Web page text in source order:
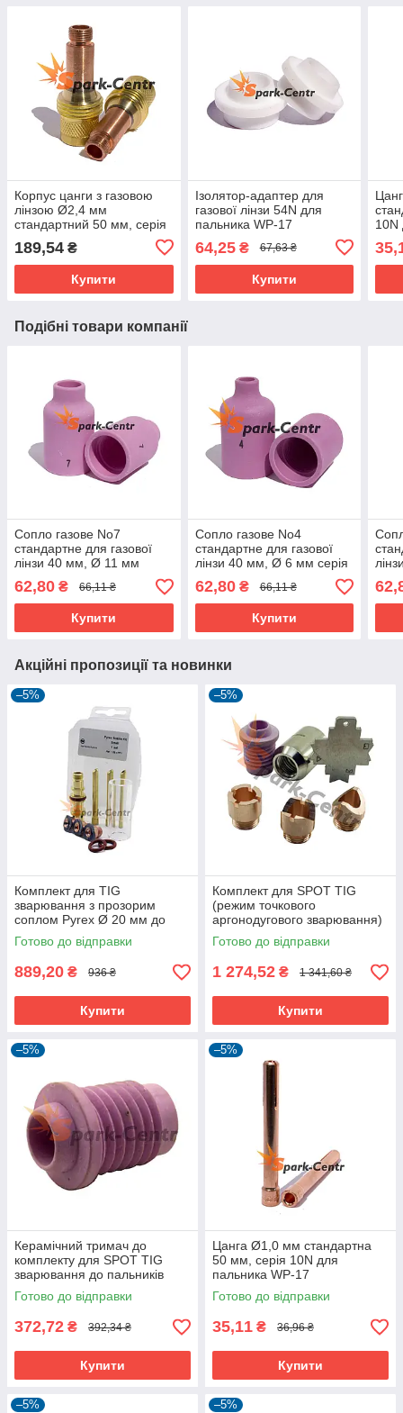
Корпус цанги з газовою
лінзою Ø2,4 мм
стандартний 50 мм, серія
45V для пальника WP-17
189,54 ₴
Купити
Ізолятор-адаптер для
газової лінзи 54N для
пальника WP-17
64,25₴ 67,63 ₴
Купити
10N
Подібні товари компанії
Сопло газове No7
стандартне для газової
лінзи 40 мм, Ø 11 мм
серія 54N для пальника
WP-18
62,80 ₴ 66,11 ₴
Купити
Сопло газове No4
стандартне для газової
лінзи 40 мм, Ø 6 мм серія
54N для пальника WP-17
62,80₴ 66,11 ₴
Купити
54N
Акційні пропозиції та новинки
–5%
Комплект для TIG
зварювання з прозорим
соплом Pyrex Ø 20 мм до
пальників WP-17
Готово до відправки
889,20 ₴ 936 ₴
Купити
–5%
Комплект для SPOT TIG
(режим точкового
аргонодугового зварювання)
до пальників WP-17
Готово до відправки
1 274,52 ₴ 1 341,60 ₴
Купити
–5%
Керамічний тримач до
комплекту для SPOT TIG
зварювання до пальників
WP-17
Готово до відправки
372,72 ₴ 392,34 ₴
Купити
–5%
Цанга Ø1,0 мм стандартна
50 мм, серія 10N для
пальника WP-17
Готово до відправки
35,11 ₴ 36,96 ₴
Купити
–5% –5%